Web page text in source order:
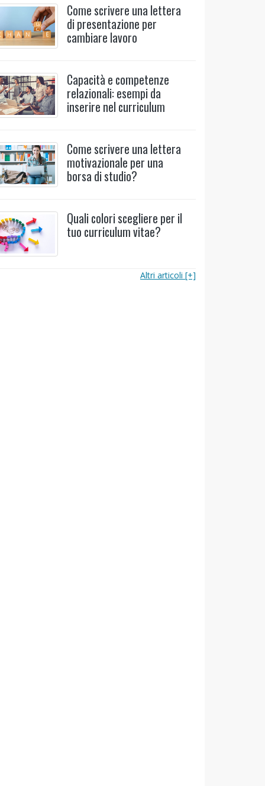
Come scrivere una lettera
di presentazione per
cambiare lavoro
Capacità e competenze
relazionali: esempi da
inserire nel curriculum
Come scrivere una lettera
motivazionale per una
borsa di studio?
Quali colori scegliere per il
tuo curriculum vitae?
Altri articoli [+]